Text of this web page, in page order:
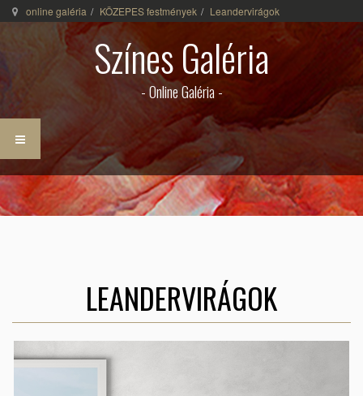
online galéria KÖZEPES festmények Leandervirágok
Színes Galéria
- Online Galéria -
LEANDERVIRÁGOK